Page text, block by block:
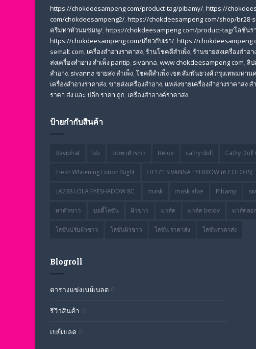
https://chokdeesampeng com/product-tag/pibamy/, https://
com/chokdeesampeng2/, https://chokdeesampeng com/shop/br28-
ครีมทาหัวนมชมพู/, https://chokdeesampeng com/product-tag/โลชั่นร
https://chokdeesampeng com/เกี่ยวกับเรา/, https://chokdeesampeng
semalt com, เครื่องสำอางราคาส่ง, ร้านโชคดีสำเพ็ง, ร้านขายส่งเครื่องสําอา
ส่งเครื่องสําอาง สําเพ็ง pantip, sivanna, www chokdeesampeng com, ลิ
สำอาง, sivanna ขายส่ง สําเพ็ง, โชคดีสำเพ็ง เขต สัมพันธวงศ์ กรุงเทพมหาน
เครื่องสําอางราคาส่ง, ขายส่งเครื่องสําอาง, แหล่งขายเครื่องสําอางราคาส่ง สํ
ราคา ส่ง และ ปลีก ราคา ถูก, เครื่องสำอางค์ราคาส่ง
ป้ายกำกับสินค้า
Baviphat bb bbทาตัวขาว Belov cathy doll Cathy Doll
Fresh Whitening Lotion Night HF171 SIVANNA EYEBROW (6 COLORS)
LA238 LOLA EYESHADOW 8C. mask mask aloe Pibamy
ทาตัวขาว บอดี้โลชั่น ผิวขาว มาส์ค มาส์ค belov มาส์คลอ
โลชั่นปรับผิวขาว โลชั่นผิวขาว โลชั่น ราคาส่ง โลชั่นราคาส่ง
Blogroll
ตารางแข่งเบย์เบลด 0
รีวิวสินค้า 0
เบย์เบลด 0